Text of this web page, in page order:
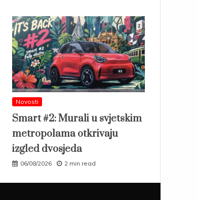
Novosti
Smart #2: Murali u svjetskim
metropolama otkrivaju
izgled dvosjeda
06/08/2026 2 min read